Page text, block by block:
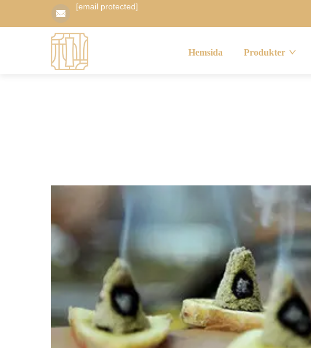
[email protected]
Hemsida Produkter